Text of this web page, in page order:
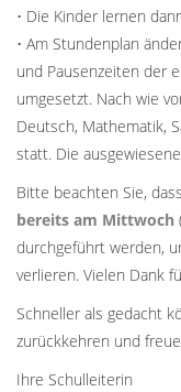
• Die Kinder lernen
• Am Stundenplan
und Pausenzeiten der
umgesetzt. Nach wie
Deutsch, Mathematik,
statt. Die
Bitte beachten Sie, dass
bereits am Mittwoch
durchgeführt werden,
verlieren. Vielen Dank
Schneller als gedacht
zurückkehren und
Ihre Schulleiterin